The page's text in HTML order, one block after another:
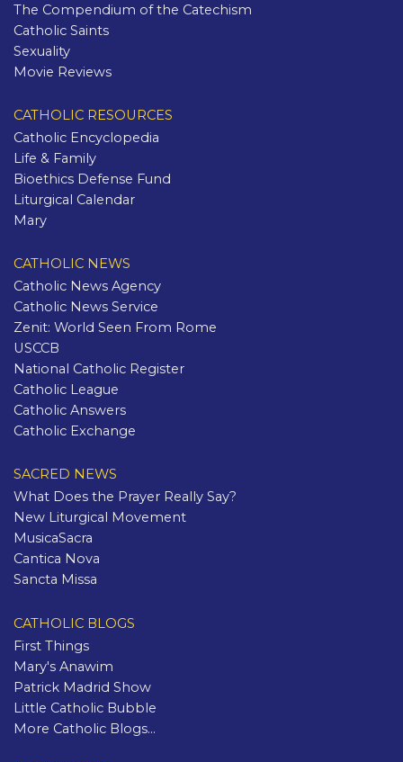
The Compendium of the Catechism
Catholic Saints
Sexuality
Movie Reviews
CATHOLIC RESOURCES
Catholic Encyclopedia
Life & Family
Bioethics Defense Fund
Liturgical Calendar
Mary
CATHOLIC NEWS
Catholic News Agency
Catholic News Service
Zenit: World Seen From Rome
USCCB
National Catholic Register
Catholic League
Catholic Answers
Catholic Exchange
SACRED NEWS
What Does the Prayer Really Say?
New Liturgical Movement
MusicaSacra
Cantica Nova
Sancta Missa
CATHOLIC BLOGS
First Things
Mary's Anawim
Patrick Madrid Show
Little Catholic Bubble
More Catholic Blogs...